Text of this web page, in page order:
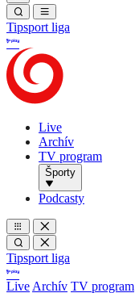
Tipsport liga
Live
Archív
TV program
Športy
Podcasty
Tipsport liga
Live Archív TV program